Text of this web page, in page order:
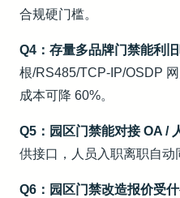
合规硬门槛。
Q4：存量多品牌门禁能利旧
根/RS485/TCP-IP/OSDP
成本可降 60%。
Q5：园区门禁能对接 OA /
供接口，人员入职离职自动
Q6：园区门禁改造报价受